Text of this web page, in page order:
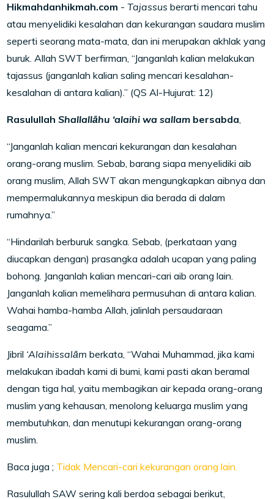
Hikmahdanhikmah.com -Tajassus berarti mencari tahu
atau menyelidiki kesalahan dan kekurangan saudara muslim
seperti seorang mata-mata, dan ini merupakan akhlak yang
buruk. Allah SWT berfirman, “Janganlah kalian melakukan
tajassus (janganlah kalian saling mencari kesalahan-
kesalahan di antara kalian).” (QS Al-Hujurat: 12)
RasulullahShallallāhu ‘alaihi wa sallam bersabda,
“Janganlah kalian mencari kekurangan dan kesalahan
orang-orang muslim. Sebab, barang siapa menyelidiki aib
orang muslim, Allah SWT akan mengungkapkan aibnya dan
mempermalukannya meskipun dia berada di dalam
rumahnya.”
“Hindarilah berburuk sangka. Sebab, (perkataan yang
diucapkan dengan) prasangka adalah ucapan yang paling
bohong. Janganlah kalian mencari-cari aib orang lain.
Janganlah kalian memelihara permusuhan di antara kalian.
Wahai hamba-hamba Allah, jalinlah persaudaraan
seagama.”
Jibril ‘Alaihissalām berkata, “Wahai Muhammad, jika kami
melakukan ibadah kami di bumi, kami pasti akan beramal
dengan tiga hal, yaitu membagikan air kepada orang-orang
muslim yang kehausan, menolong keluarga muslim yang
membutuhkan, dan menutupi kekurangan orang-orang
muslim.
Baca juga ; Tidak Mencari-cari kekurangan orang lain.
Rasulullah SAW sering kali berdoa sebagai berikut,